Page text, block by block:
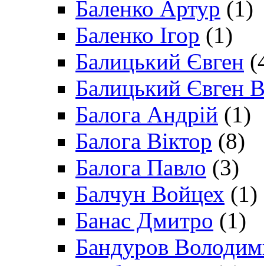
Баленко Артур (1)
Баленко Ігор (1)
Балицький Євген
Балицький Євген
Балога Андрій (1)
Балога Віктор (8)
Балога Павло (3)
Балчун Войцех (1)
Банас Дмитро (1)
Бандуров